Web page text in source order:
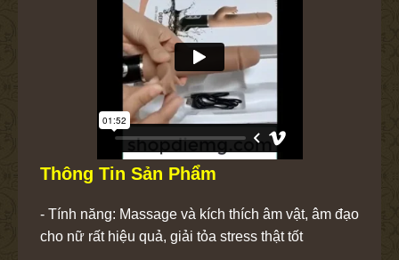
Thông Tin Sản Phẩm
- Tính năng: Massage và kích thích âm vật, âm đạo
cho nữ rất hiệu quả, giải tỏa stress thật tốt